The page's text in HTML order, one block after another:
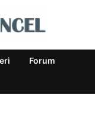
Forum